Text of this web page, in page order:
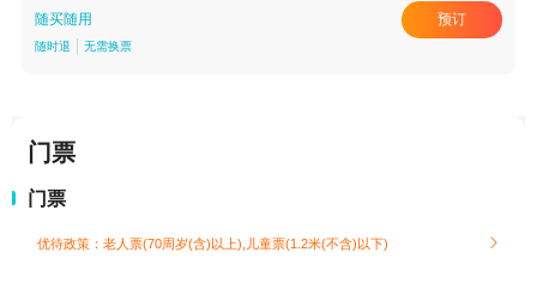
随买随用
随时退 无需换票
预订
门票
门票
优待政策：老人票(70周岁(含)以上),儿童票(1.2米(不含)以下) 